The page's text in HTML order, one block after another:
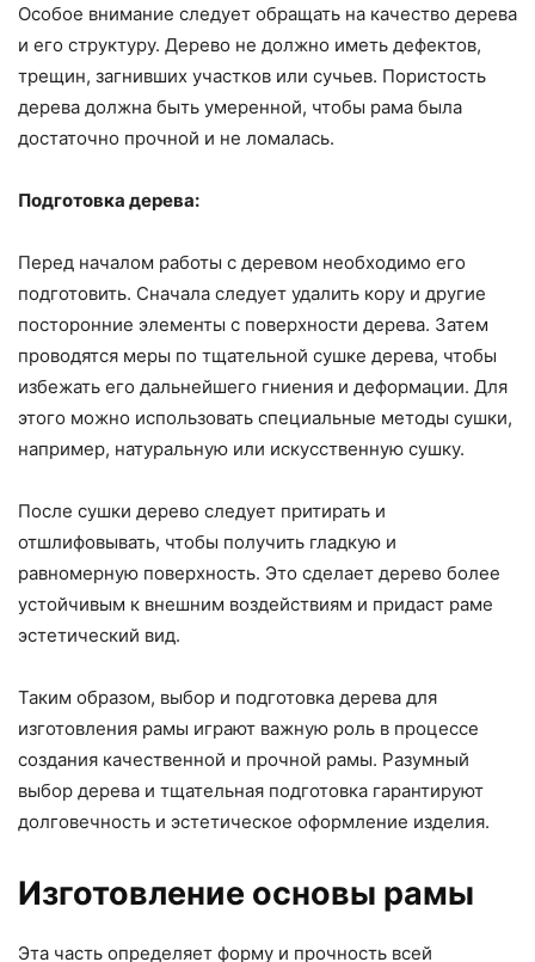
Особое внимание следует обращать на качество дерева
и его структуру. Дерево не должно иметь дефектов,
трещин, загнивших участков или сучьев. Пористость
дерева должна быть умеренной, чтобы рама была
достаточно прочной и не ломалась.
Подготовка дерева:
Перед началом работы с деревом необходимо его
подготовить. Сначала следует удалить кору и другие
посторонние элементы с поверхности дерева. Затем
проводятся меры по тщательной сушке дерева, чтобы
избежать его дальнейшего гниения и деформации. Для
этого можно использовать специальные методы сушки,
например, натуральную или искусственную сушку.
После сушки дерево следует притирать и
отшлифовывать, чтобы получить гладкую и
равномерную поверхность. Это сделает дерево более
устойчивым к внешним воздействиям и придаст раме
эстетический вид.
Таким образом, выбор и подготовка дерева для
изготовления рамы играют важную роль в процессе
создания качественной и прочной рамы. Разумный
выбор дерева и тщательная подготовка гарантируют
долговечность и эстетическое оформление изделия.
Изготовление основы рамы
Эта часть определяет форму и прочность всей